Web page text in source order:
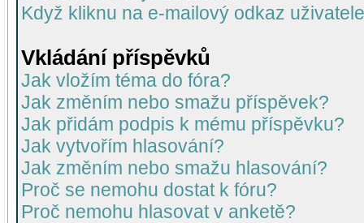
Když kliknu na e-mailový odkaz
Vkládání příspěvků
Jak vložím téma do fóra?
Jak změním nebo smažu příspěvek?
Jak přidám podpis k mému příspěvku?
Jak vytvořím hlasování?
Jak změním nebo smažu hlasování?
Proč se nemohu dostat k fóru?
Proč nemohu hlasovat v anketě?